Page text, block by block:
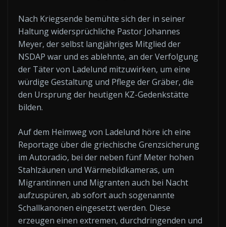
Nach Kriegsende bemühte sich der in seiner
Haltung widersprüchliche Pastor Johannes
Meyer, der selbst langjähriges Mitglied der
NSDAP war und es ablehnte, an der Verfolgung
der Täter von Ladelund mitzuwirken, um eine
würdige Gestaltung und Pflege der Gräber, die
den Ursprung der heutigen KZ-Gedenkstätte
bilden.
Auf dem Heimweg von Ladelund höre ich eine
Reportage über die griechische Grenzsicherung
im Autoradio, bei der neben fünf Meter hohen
Stahlzäunen und Wärmebildkameras, um
Migrantinnen und Migranten auch bei Nacht
aufzuspüren, ab sofort auch sogenannte
Schallkanonen eingesetzt werden. Diese
erzeugen einen extremen, durchdringenden und